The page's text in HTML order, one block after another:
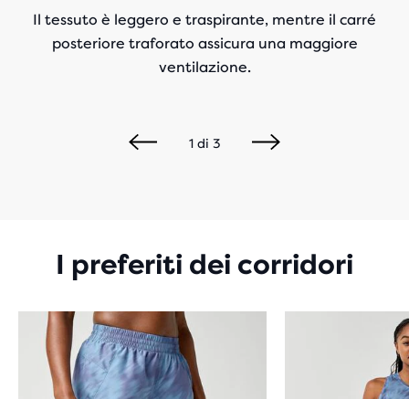
Il tessuto è leggero e traspirante, mentre il carré
posteriore traforato assicura una maggiore
ventilazione.
1di 3
I preferiti dei corridori